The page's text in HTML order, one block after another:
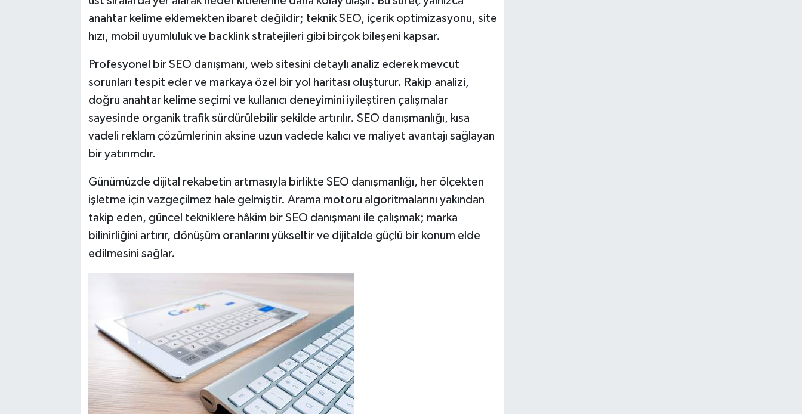
anahtar kelime eklemekten ibaret değildir; teknik SEO, içerik optimizasyonu, site
hızı, mobil uyumluluk ve backlink stratejileri gibi birçok bileşeni kapsar.
Profesyonel bir SEO danışmanı, web sitesini detaylı analiz ederek mevcut
sorunları tespit eder ve markaya özel bir yol haritası oluşturur. Rakip analizi,
doğru anahtar kelime seçimi ve kullanıcı deneyimini iyileştiren çalışmalar
sayesinde organik trafik sürdürülebilir şekilde artırılır. SEO danışmanlığı, kısa
vadeli reklam çözümlerinin aksine uzun vadede kalıcı ve maliyet avantajı sağlayan
bir yatırımdır.
Günümüzde dijital rekabetin artmasıyla birlikte SEO danışmanlığı, her ölçekten
işletme için vazgeçilmez hale gelmiştir. Arama motoru algoritmalarını yakından
takip eden, güncel tekniklere hâkim bir SEO danışmanı ile çalışmak; marka
bilinirliğini artırır, dönüşüm oranlarını yükseltir ve dijitalde güçlü bir konum elde
edilmesini sağlar.